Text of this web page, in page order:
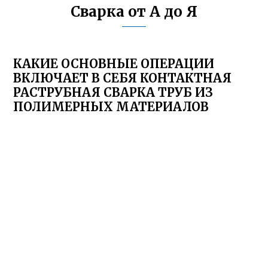
Сварка от А до Я
КАКИЕ ОСНОВНЫЕ ОПЕРАЦИИ
ВКЛЮЧАЕТ В СЕБЯ КОНТАКТНАЯ
РАСТРУБНАЯ СВАРКА ТРУБ ИЗ
ПОЛИМЕРНЫХ МАТЕРИАЛОВ